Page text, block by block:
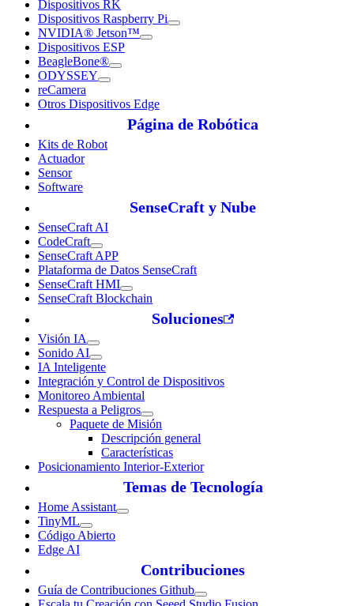
Dispositivos RK
Dispositivos Raspberry Pi
NVIDIA® Jetson™
Dispositivos ESP
BeagleBone®
ODYSSEY
reCamera
Otros Dispositivos Edge
Página de Robótica
Kits de Robot
Actuador
Sensor
Software
SenseCraft y Nube
SenseCraft AI
CodeCraft
SenseCraft APP
Plataforma de Datos SenseCraft
SenseCraft HMI
SenseCraft Blockchain
Soluciones
Visión IA
Sonido AI
IA Inteligente
Integración y Control de Dispositivos
Monitoreo Ambiental
Respuesta a Peligros
Paquete de Misión
Descripción general
Características
Posicionamiento Interior-Exterior
Temas de Tecnología
Home Assistant
TinyML
Código Abierto
Edge AI
Contribuciones
Guía de Contribuciones Github